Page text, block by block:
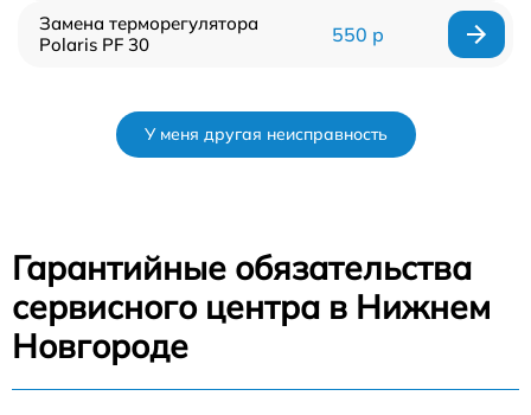
Замена терморегулятора
Polaris PF 30
550 р
У меня другая неисправность
Гарантийные обязательства
сервисного центра в Нижнем
Новгороде